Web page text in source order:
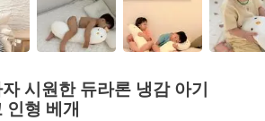
시원한 듀라론 냉감 아기
인형 베개